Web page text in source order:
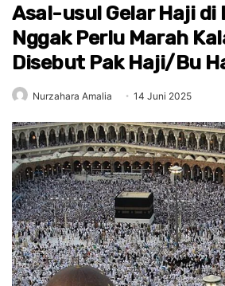
Asal-usul Gelar Haji di
Nggak Perlu Marah
Disebut Pak Haji/Bu
Nurzahara Amalia 14 Juni 2025